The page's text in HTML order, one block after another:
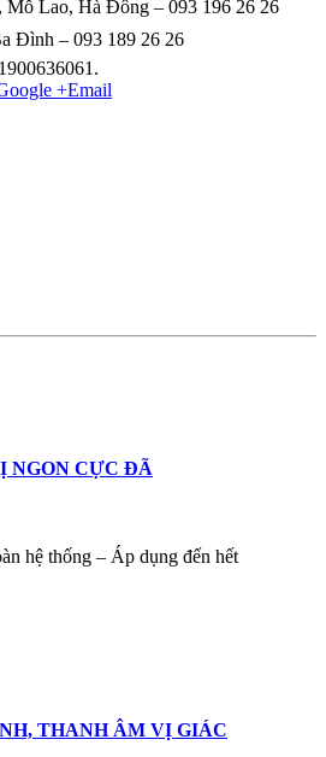
Mỗ Lao, Hà Đông – 093 196 26 26
Đình – 093 189 26 26
+Email
NGON CỰC ĐÃ
hệ thống – Áp dụng đến hết
THANH ÂM VỊ GIÁC